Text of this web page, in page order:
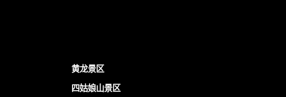
黄龙景区
四姑娘山景区